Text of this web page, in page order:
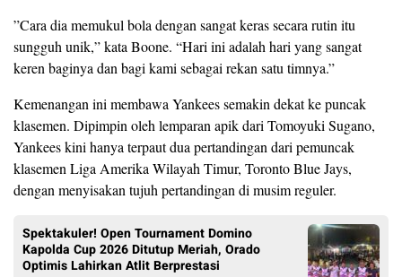
​”Cara dia memukul bola dengan sangat keras secara rutin itu
sungguh unik,” kata Boone. “Hari ini adalah hari yang sangat
keren baginya dan bagi kami sebagai rekan satu timnya.”
​Kemenangan ini membawa Yankees semakin dekat ke puncak
klasemen. Dipimpin oleh lemparan apik dari Tomoyuki Sugano,
Yankees kini hanya terpaut dua pertandingan dari pemuncak
klasemen Liga Amerika Wilayah Timur, Toronto Blue Jays,
dengan menyisakan tujuh pertandingan di musim reguler.
Spektakuler! Open Tournament Domino
Kapolda Cup 2026 Ditutup Meriah, Orado
Optimis Lahirkan Atlit Berprestasi